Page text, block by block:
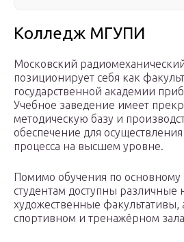
Колледж МГУПИ
Московский
позиционирует себя как
государственной академии
Учебное заведение имеет
методическую базу и
обеспечение для
процесса на высшем уровне.
Помимо обучения по
студентам доступны различные
художественные факультативы,
спортивном и тренажёрном